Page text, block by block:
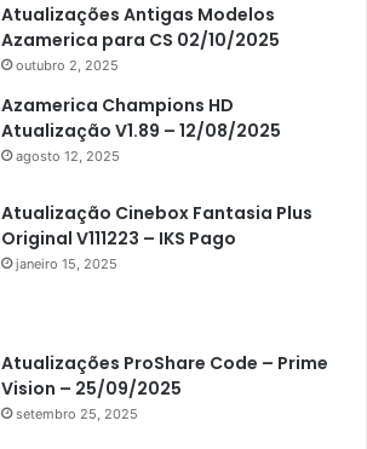
Atualizações Antigas Modelos
Azamerica para CS 02/10/2025
outubro 2, 2025
Azamerica Champions HD
Atualização V1.89 – 12/08/2025
agosto 12, 2025
Atualização Cinebox Fantasia Plus
Original V111223 – IKS Pago
janeiro 15, 2025
Atualizações ProShare Code – Prime
Vision – 25/09/2025
setembro 25, 2025